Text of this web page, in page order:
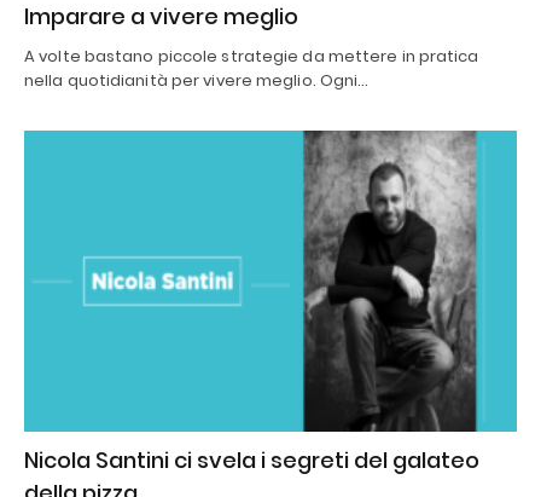
Imparare a vivere meglio
A volte bastano piccole strategie da mettere in pratica
nella quotidianità per vivere meglio. Ogni…
Nicola Santini ci svela i segreti del galateo